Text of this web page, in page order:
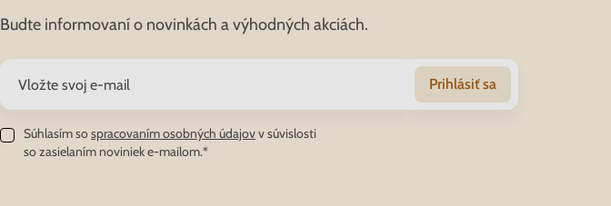
Budte informovaní o novinkách a výhodných akciách.
Prihlásiť sa
Súhlasím sospracovaním osobných údajovv súvislosti
so zasielaním noviniek e-mailom.*